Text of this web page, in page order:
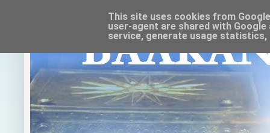
This site uses cookies from
user-agent are shared with
service, generate usage statistics,